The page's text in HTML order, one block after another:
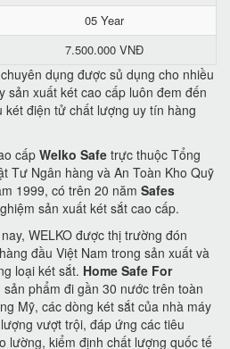
05 Year
7.500.000 VNĐ
dụng được sủ dụng cho nhiều
sản xuất két cao cấp luôn đem đến
điện tử chất lượng uy tín hàng
cấp Welko Safe trực thuộc Tổng
Tư Ngân hàng và An Toàn Kho Quỹ
1999, có trên 20 năm Safes
sản xuất két sắt cao cấp.
WELKO được thị trường đón
đầu Việt Nam trong sản xuất và
loại két sắt. Home Safe For
phẩm đi gần 30 nước trên toàn
Mỹ, các dòng két sắt của nhà máy
vượt trội, đáp ứng các tiêu
lường, kiểm định chất lượng quốc tế